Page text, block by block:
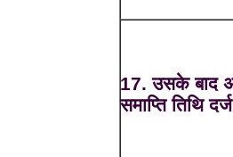
17. उसके बाद
समाप्ति तिथि